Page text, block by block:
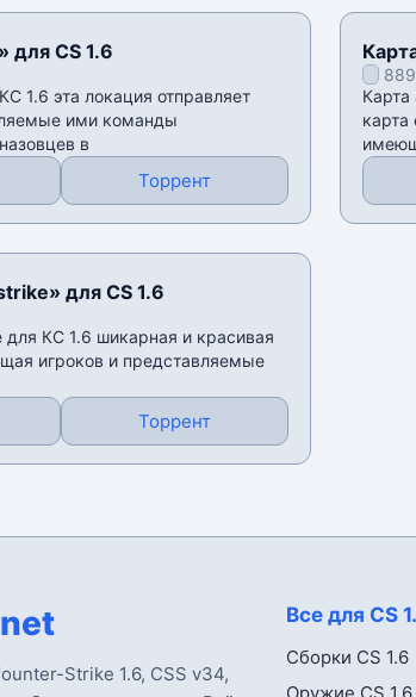
для CS 1.6
1.6 эта локация отправляет
ими команды
в
Торрент
889
для CS 1.6
для КС 1.6 шикарная и красивая
игроков и представляемые
Торрент
Strike 1.6, CSS v34,
Все для CS
Сборки CS 1.6